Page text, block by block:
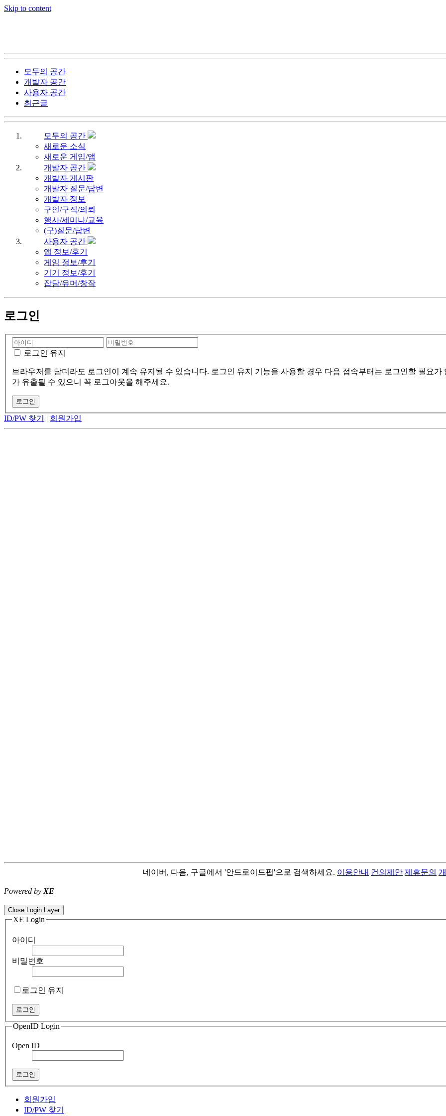
Skip to content
모두의 공간
개발자 공간
사용자 공간
최근글
모두의 공간
새로운 소식
새로운 게임/앱
개발자 공간
개발자 게시판
개발자 질문/답변
개발자 정보
구인/구직/의뢰
행사/세미나/교육
(구)질문/답변
사용자 공간
앱 정보/후기
게임 정보/후기
기기 정보/후기
잡담/유머/창작
로그인
로그인 유지
브라우저를 닫더라도 로그인이 계속 유지될 수 있습니다. 로그인 유지 기능을 사용할 경우 다음 접속부터는 로그인할 필요
가 유출될 수 있으니 꼭 로그아웃을 해주세요.
ID/PW 찾기 | 회원가입
네이버, 다음, 구글에서 '안드로이드펍'으로 검색하세요. 이용안내 건의제안 제휴문의
Powered by XE
Close Login Layer
XE Login
아이디
비밀번호
로그인 유지
OpenID Login
Open ID
회원가입
ID/PW 찾기